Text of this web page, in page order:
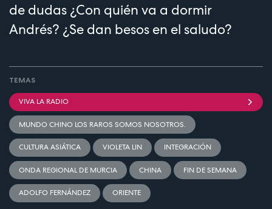
de dudas ¿Con quién va a dormir
Andrés? ¿Se dan besos en el saludo?
TEMAS
VIVA LA RADIO
MUNDO CHINO LOS RAROS SOMOS NOSOTROS.
CULTURA ASIÁTICA VIOLETA LIN INTEGRACIÓN
ONDA REGIONAL DE MURCIA CHINA FIN DE SEMANA
ADOLFO FERNÁNDEZ ORIENTE